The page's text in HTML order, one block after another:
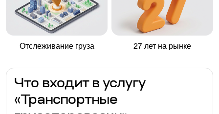
Отслеживание груза 27 лет на рынке
Что входит в услугу
«Транспортные